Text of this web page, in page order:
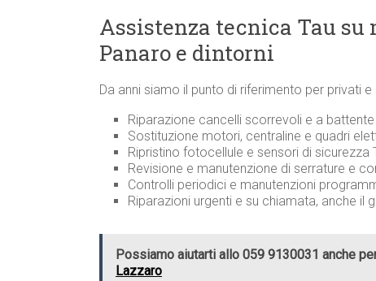
Assistenza tecnica Tau su
Panaro e dintorni
Da anni siamo il punto di riferimento per privati
Riparazione cancelli scorrevoli e a battente
Sostituzione motori, centraline e quadri
Ripristino fotocellule e sensori di sicurezza
Revisione e manutenzione di serrature e
Controlli periodici e manutenzioni
Riparazioni urgenti e su chiamata, anche il
Possiamo aiutarti allo 059 9130031 anche
Lazzaro